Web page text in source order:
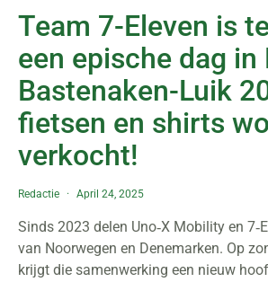
Team 7-Eleven is
een epische dag in
Bastenaken-Luik
fietsen en shirts
verkocht!
Redactie April 24, 2025
Sinds 2023 delen Uno‑X Mobility en
van Noorwegen en Denemarken. Op
krijgt die samenwerking een nieuw